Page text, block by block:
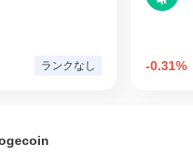
ランクなし -0.31%